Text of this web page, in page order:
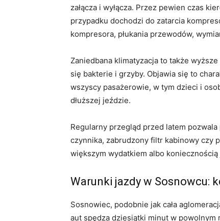
załącza i wyłącza. Przez pewien czas
przypadku dochodzi do zatarcia
kompresora, płukania przewodów,
Zaniedbana klimatyzacja to także
się bakterie i grzyby. Objawia się to
wszyscy pasażerowie, w tym dzieci i
dłuższej jeździe.
Regularny przegląd przed latem
czynnika, zabrudzony filtr kabinowy czy
większym wydatkiem albo
Warunki jazdy w Sosnowcu:
Sosnowiec, podobnie jak cała
aut spędza dziesiątki minut w powolnym